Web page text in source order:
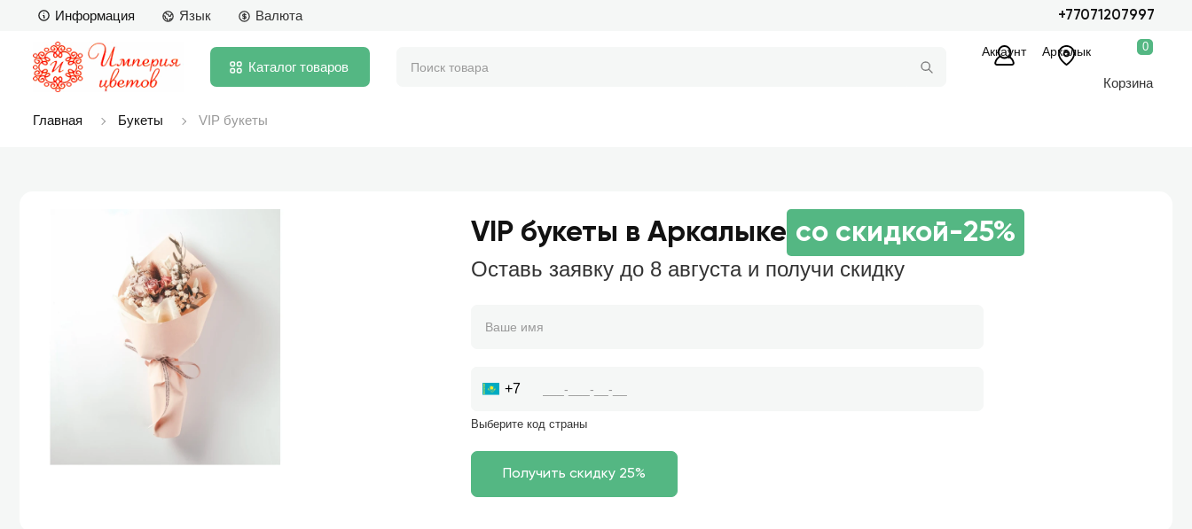
Информация Язык Валюта +77071207997
Каталог товаров
Аккаунт Аркалык 0
Корзина
Главная Букеты VIP букеты
VIP букеты в Аркалыке со скидкой-25%
Оставь заявку до 8 августа и получи скидку
+7
Выберите код страны